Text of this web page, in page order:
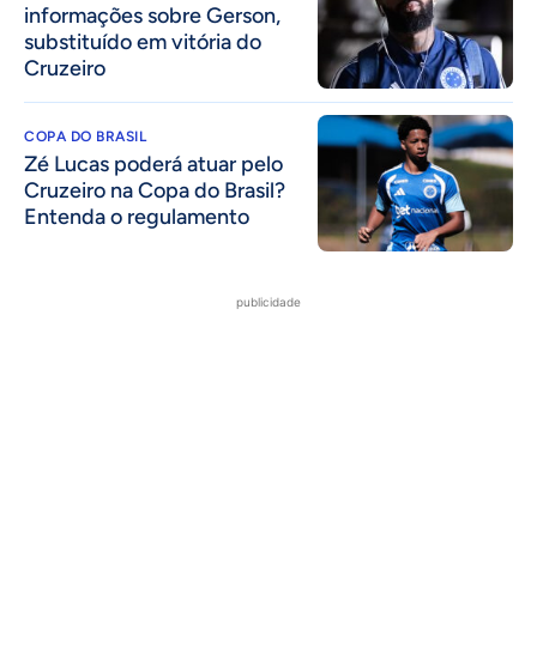
informações sobre Gerson,
substituído em vitória do
Cruzeiro
COPA DO BRASIL
Zé Lucas poderá atuar pelo
Cruzeiro na Copa do Brasil?
Entenda o regulamento
publicidade